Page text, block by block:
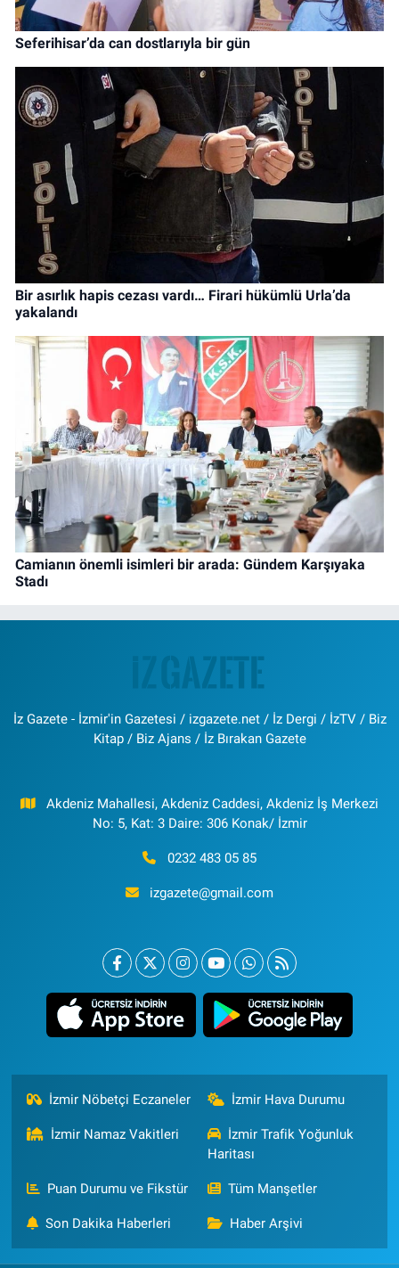
Seferihisar’da can dostlarıyla bir gün
Bir asırlık hapis cezası vardı… Firari hükümlü Urla’da
yakalandı
Camianın önemli isimleri bir arada: Gündem Karşıyaka
Stadı
İz Gazete - İzmir'in Gazetesi / izgazete.net / İz Dergi / İzTV / Biz
Kitap / Biz Ajans / İz Bırakan Gazete
Akdeniz Mahallesi, Akdeniz Caddesi, Akdeniz İş Merkezi
No: 5, Kat: 3 Daire: 306 Konak/ İzmir
0232 483 05 85
izgazete@gmail.com
İzmir Nöbetçi Eczaneler İzmir Hava Durumu
İzmir Namaz Vakitleri
İzmir Trafik Yoğunluk
Haritası
Puan Durumu ve Fikstür Tüm Manşetler
Son Dakika Haberleri Haber Arşivi